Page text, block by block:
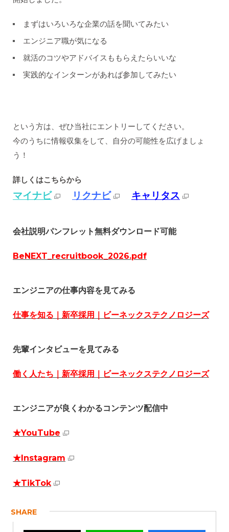
まずはいろいろな企業の話を聞いてみたい
エンジニア職が気になる
就活のコツやアドバイスももらえたらいいな
実践的なインターンがあれば参加してみたい
という方は、ぜひ当社にエントリーしてください。
今のうちに情報収集をして、自分の可能性を広げましょ
う！
詳しくはこちらから
マイナビ リクナビ キャリタス
会社説明パンフレット無料ダウンロード可能
BeNEXT_recruitbook_2026.pdf
エンジニアの仕事内容を見てみる
仕事を知る｜新卒採用｜ビーネックステクノロジーズ
先輩インタビューを見てみる
働く人たち｜新卒採用｜ビーネックステクノロジーズ
エンジニアが良くわかるコンテンツ配信中
★YouTube
★Instagram
★TikTok
SHARE